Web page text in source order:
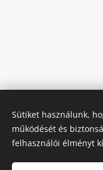
Sütiket használunk,
működését és
felhasználói élményt